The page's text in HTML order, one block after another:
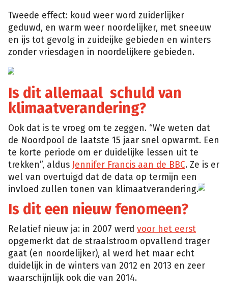
Tweede effect: koud weer word zuiderlijker
geduwd, en warm weer noordelijker, met sneeuw
en ijs tot gevolg in zuideijke gebieden en winters
zonder vriesdagen in noordelijkere gebieden.
epa
Is dit allemaal schuld van
klimaatverandering?
Ook dat is te vroeg om te zeggen. “We weten dat
de Noordpool de laatste 15 jaar snel opwarmt. Een
te korte periode om er duidelijke lessen uit te
trekken”, aldus Jennifer Francis aan de BBC. Ze is er
wel van overtuigd dat de data op termijn een
invloed zullen tonen van klimaatverandering.
Getty
Images
Is dit een nieuw fenomeen?
Relatief nieuw ja: in 2007 werd voor het eerst
opgemerkt dat de straalstroom opvallend trager
gaat (en noordelijker), al werd het maar echt
duidelijk in de winters van 2012 en 2013 en zeer
waarschijnlijk ook die van 2014.